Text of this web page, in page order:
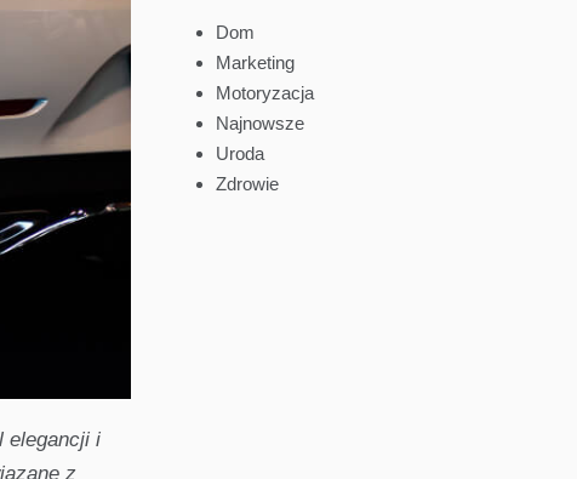
elegancji i
z
Dom
Marketing
Motoryzacja
Najnowsze
Uroda
Zdrowie